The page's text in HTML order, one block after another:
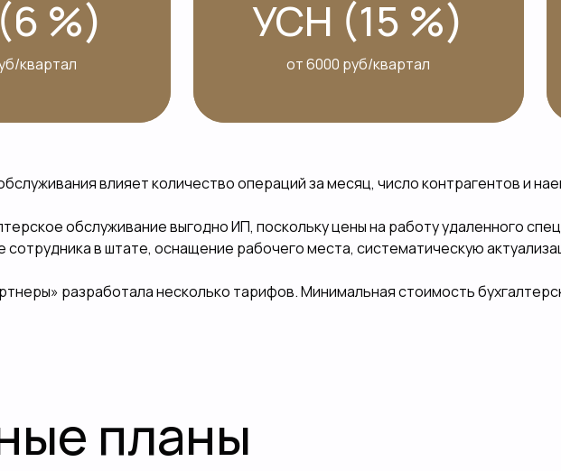
%)
квартал
УСН (15 %)
от 6000 руб/квартал
влияет количество операций за месяц, число контрагентов и
обслуживание выгодно ИП, поскольку цены на работу удаленного
сотрудника в штате, оснащение рабочего места, систематическую
разработала несколько тарифов. Минимальная стоимость
планы